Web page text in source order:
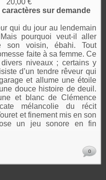
20,00 €
sur demande
qui du jour au lendemain
pourquoi veut-il aller
son voisin, ébahi. Tout
faite à sa femme. Ce
niveaux ; certains y
d’un tendre rêveur qui
et allume une étoile
douce histoire de deuil.
et blanc de Clémence
mélancolie du récit
et finement mis en son
un jeu sonore en fin
0